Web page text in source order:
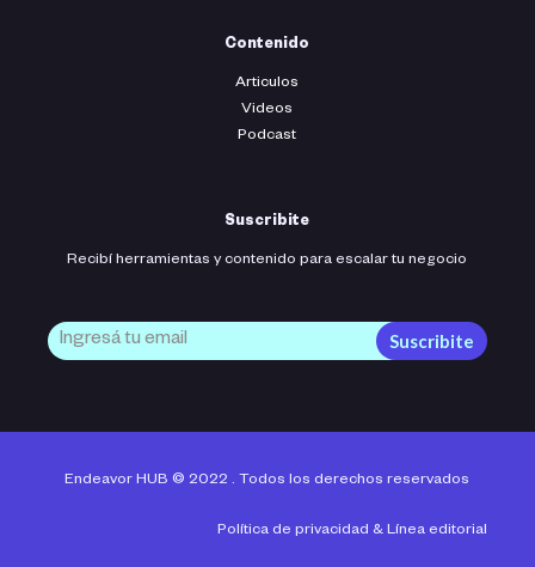
Contenido
Articulos
Videos
Podcast
Suscribite
Recibí herramientas y contenido para escalar tu negocio
Suscribite
Endeavor HUB © 2022 . Todos los derechos reservados
Política de privacidad & Línea editorial